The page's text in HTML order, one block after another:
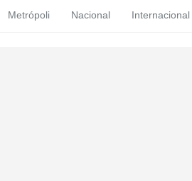
Metrópoli Nacional Internacional